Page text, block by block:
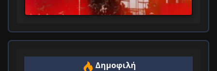
Δημοφιλή